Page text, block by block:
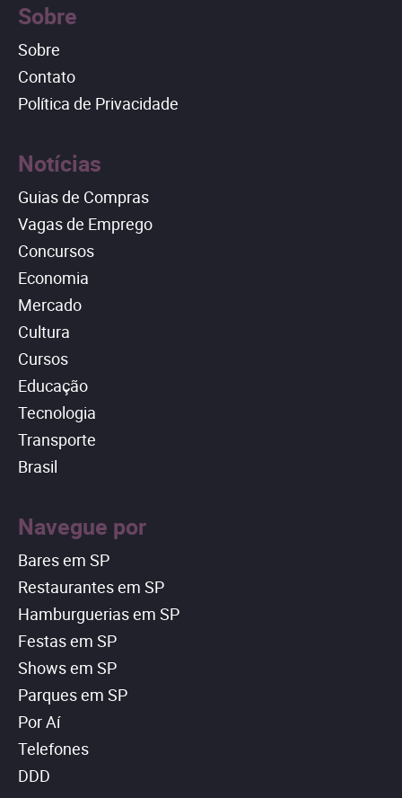
Sobre
Sobre
Contato
Política de Privacidade
Notícias
Guias de Compras
Vagas de Emprego
Concursos
Economia
Mercado
Cultura
Cursos
Educação
Tecnologia
Transporte
Brasil
Navegue por
Bares em SP
Restaurantes em SP
Hamburguerias em SP
Festas em SP
Shows em SP
Parques em SP
Por Aí
Telefones
DDD